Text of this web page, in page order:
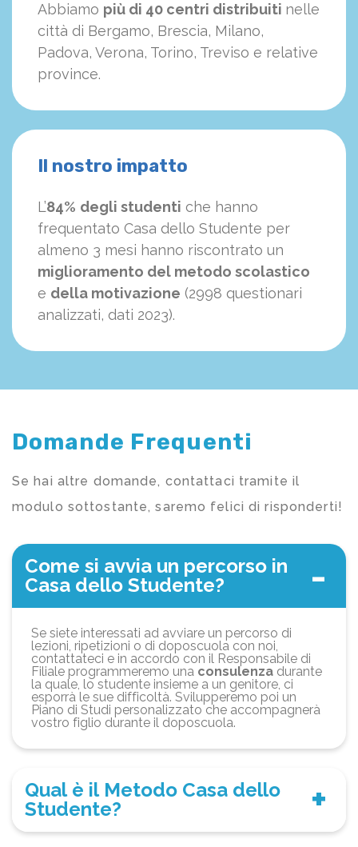
Abbiamo più di 40 centri distribuiti nelle
città di Bergamo, Brescia, Milano,
Padova, Verona, Torino, Treviso e relative
province.
Il nostro impatto
L’84% degli studenti che hanno
frequentato Casa dello Studente per
almeno 3 mesi hanno riscontrato un
miglioramento del metodo scolastico
e della motivazione (2998 questionari
analizzati, dati 2023).
Domande Frequenti
Se hai altre domande, contattaci tramite il
modulo sottostante, saremo felici di risponderti!
Come si avvia un percorso in
Casa dello Studente?
Se siete interessati ad avviare un percorso di
lezioni, ripetizioni o di doposcuola con noi,
contattateci e in accordo con il Responsabile di
Filiale programmeremo una consulenza durante
la quale, lo studente insieme a un genitore, ci
esporrà le sue difficoltà. Svilupperemo poi un
Piano di Studi personalizzato che accompagnerà
vostro figlio durante il doposcuola.
Qual è il Metodo Casa dello
Studente?